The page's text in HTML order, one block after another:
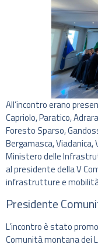
All’incontro erano
Capriolo, Paratico,
Foresto Sparso,
Bergamasca,
Ministero delle
al presidente della V
infrastrutture e
Presidente
L’incontro è stato
Comunità montana dei